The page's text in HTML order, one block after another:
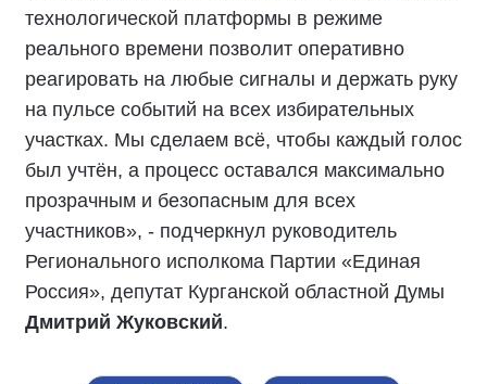
технологической платформы в режиме
реального времени позволит оперативно
реагировать на любые сигналы и держать руку
на пульсе событий на всех избирательных
участках. Мы сделаем всё, чтобы каждый голос
был учтён, а процесс оставался максимально
прозрачным и безопасным для всех
участников», - подчеркнул руководитель
Регионального исполкома Партии «Единая
Россия», депутат Курганской областной Думы
Дмитрий Жуковский.